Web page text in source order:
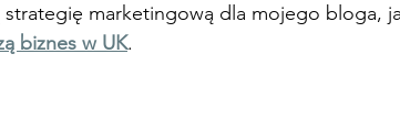
strategię marketingową dla mojego bloga,
biznes w UK.